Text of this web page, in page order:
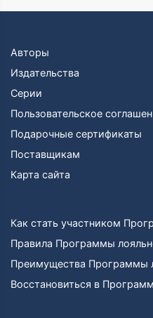
Авторы
Издательства
Серии
Пользовательское
Подарочные сертификаты
Поставщикам
Карта сайта
Как стать участником
Правила Программы
Преимущества Программы
Восстановиться в